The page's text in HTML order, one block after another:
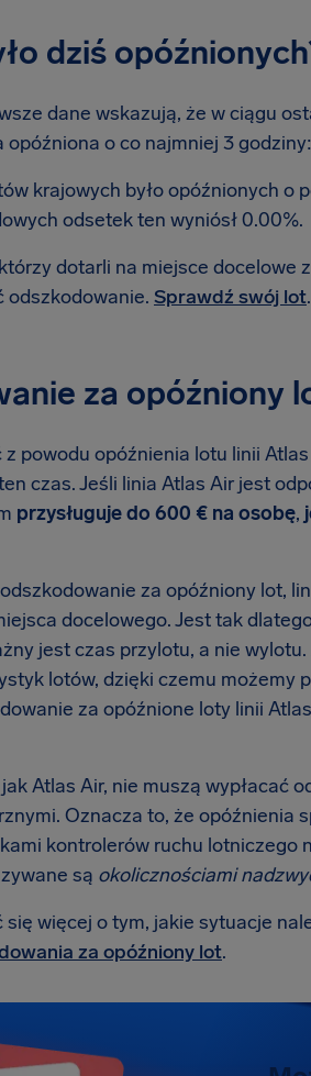
dziś
dane wskazują, że w ciągu
opóźniona o co najmniej 3
krajowych było opóźnionych o
odsetek ten wyniósł 0.00%.
dotarli na miejsce docelowe
odszkodowanie. Sprawdź swój lot.
za opóźniony
powodu opóźnienia lotu linii
czas. Jeśli linia Atlas Air jest
przysługuje do 600 € na osobę,
za opóźniony lot,
docelowego. Jest tak
jest czas przylotu, a nie
lotów, dzięki czemu możemy
za opóźnione loty linii
Atlas Air, nie muszą wypłacać
Oznacza to, że opóźnienia
kontrolerów ruchu lotniczego
są okolicznościami
więcej o tym, jakie sytuacje
za opóźniony lot.